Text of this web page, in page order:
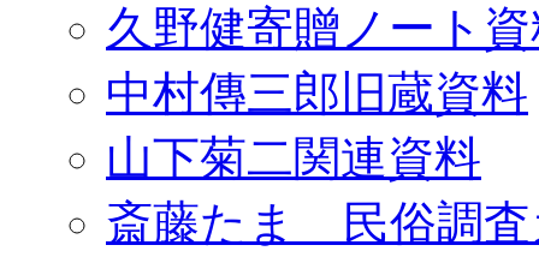
久野健寄贈ノート
中村傳三郎旧蔵資料
山下菊二関連資料
斎藤たま 民俗調査